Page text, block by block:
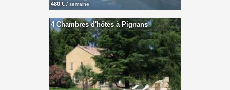
480 € / semaine
4 Chambres d'hôtes à Pignans